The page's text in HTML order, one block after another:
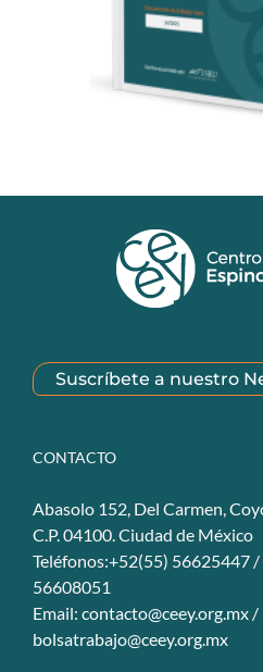
Suscríbete a nuestro
CONTACTO
Abasolo 152, Del Carmen,
C.P. 04100. Ciudad de México
Teléfonos:+52(55) 56625447
56608051
Email: contacto@ceey.org.mx /
bolsatrabajo@ceey.org.mx